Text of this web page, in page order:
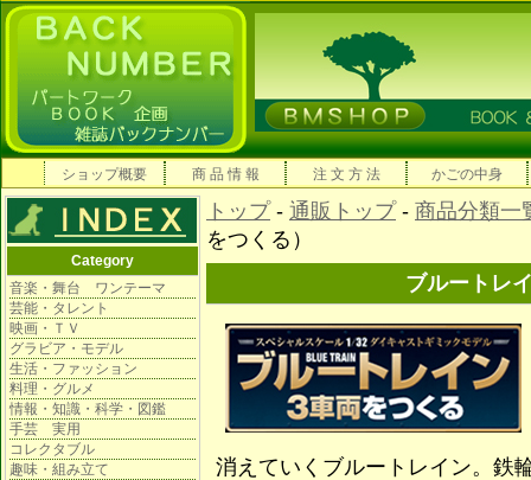
ショップ概要 商 品 情 報 注 文 方 法 かごの中身
Category
音楽・舞台 ワンテーマ
芸能・タレント
映画・ＴＶ
グラビア・モデル
生活・ファッション
料理・グルメ
情報・知識・科学・図鑑
手芸 実用
コレクタブル
趣味・組み立て
トップ- 通販トップ- 商品分類一
をつくる）
ブルートレ
消えていくブルートレイン。鉄